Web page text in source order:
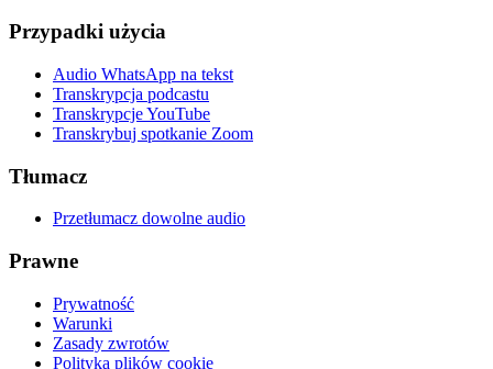
Przypadki użycia
Audio WhatsApp na tekst
Transkrypcja podcastu
Transkrypcje YouTube
Transkrybuj spotkanie Zoom
Tłumacz
Przetłumacz dowolne audio
Prawne
Prywatność
Warunki
Zasady zwrotów
Polityka plików cookie